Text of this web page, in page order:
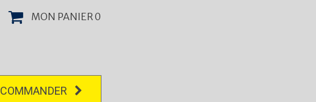
MON PANIER0
COMMANDER